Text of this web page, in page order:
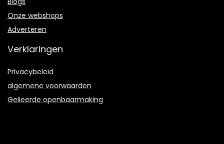
Onze webshops
Adverteren
Verklaringen
Privacybeleid
algemene voorwaarden
Gelieerde openbaarmaking